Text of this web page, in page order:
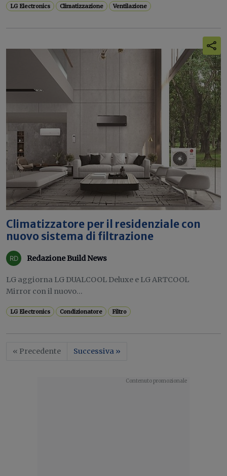
LG Electronics Climatizzazione Ventilazione
Climatizzatore per il residenziale con
nuovo sistema di filtrazione
Redazione Build News
LG aggiorna LG DUALCOOL Deluxe e LG ARTCOOL
Mirror con il nuovo...
LG Electronics Condizionatore Filtro
« Precedente Successiva »